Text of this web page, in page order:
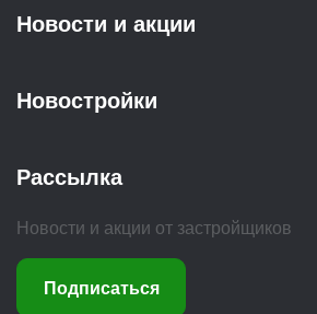
Новости и акции
Новостройки
Рассылка
Новости и акции от застройщиков
Подписаться